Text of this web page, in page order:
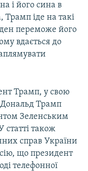
і його сина в
іде на такі
переможе його
вдається до
Трамп, у свою
Дональд Трамп
Зеленським
статті також
справ України
що президент
телефонної